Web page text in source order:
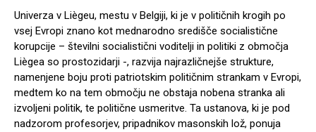
Univerza v Liègeu, mestu v Belgiji, ki je v političnih krogih po
vsej Evropi znano kot mednarodno središče socialistične
korupcije – številni socialistični voditelji in politiki z območja
Liègea so prostozidarji -, razvija najrazličnejše strukture,
namenjene boju proti patriotskim političnim strankam v Evropi,
medtem ko na tem območju ne obstaja nobena stranka ali
izvoljeni politik, te politične usmeritve. Ta ustanova, ki je pod
nadzorom profesorjev, pripadnikov masonskih lož, ponuja